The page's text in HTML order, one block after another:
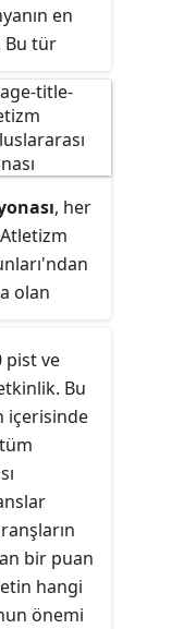
en
Bu tür
, her
olan
pist ve
Bu
içerisinde
bir puan
hangi
önemi